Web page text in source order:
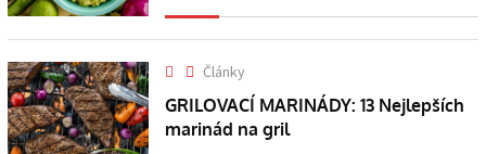
Články
GRILOVACÍ MARINÁDY: 13 Nejlepších
marinád na gril